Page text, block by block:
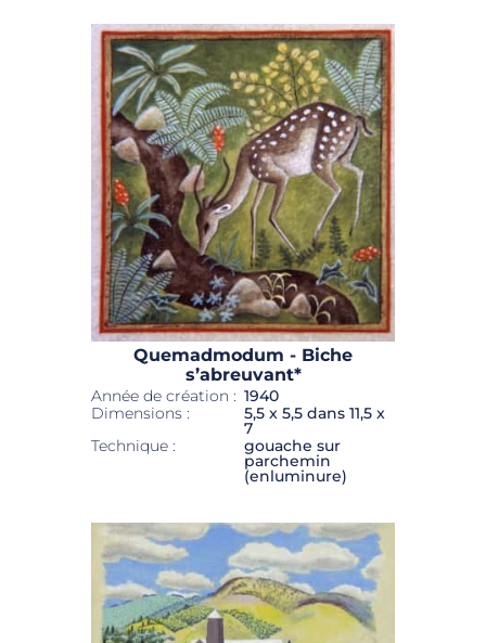
Quemadmodum - Biche
s’abreuvant*
Année de création : 1940
Dimensions :
5,5 x 5,5 dans 11,5 x
7
Technique :
gouache sur
parchemin
(enluminure)